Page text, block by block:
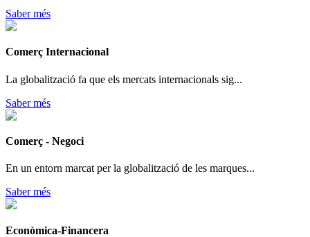
Saber més
Comerç Internacional
La globalització fa que els mercats internacionals sig...
Saber més
Comerç - Negoci
En un entorn marcat per la globalització de les marques...
Saber més
Econòmica-Financera